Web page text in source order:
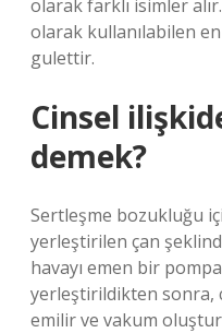
olarak farklı isimler
olarak kullanılabilen
gulettir.
Cinsel
demek?
Sertleşme bozukluğu
yerleştirilen çan
havayı emen bir
yerleştirildikten sonra,
emilir ve vakum